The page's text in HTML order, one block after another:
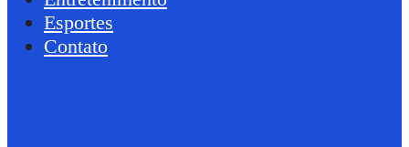
Esportes
Contato